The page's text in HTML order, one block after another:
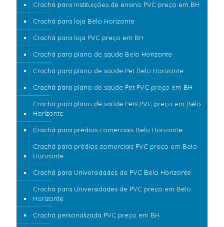
Crachá para instituições de ensino PVC preço em BH
Crachá para loja Belo Horizonte
Crachá para loja PVC preço em BH
Crachá para plano de saúde Belo Horizonte
Crachá para plano de saúde Pet Belo Horizonte
Crachá para plano de saúde Pet PVC preço em BH
Crachá para plano de saúde Pets PVC preço em Belo
Horizonte
Crachá para prédios comerciais Belo Horizonte
Crachá para prédios comerciais PVC preço em Belo
Horizonte
Crachá para Universidades de PVC Belo Horizonte
Crachá para Universidades de PVC preço em Belo
Horizonte
Crachá personalizada PVC preço em BH